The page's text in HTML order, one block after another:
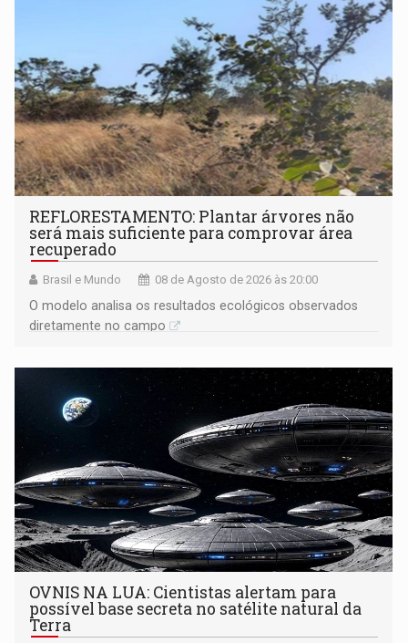
REFLORESTAMENTO: Plantar árvores não
será mais suficiente para comprovar área
recuperado
Brasil e Mundo 08 de Agosto de 2026 às 20:00
O modelo analisa os resultados ecológicos observados
diretamente no campo
OVNIS NA LUA: Cientistas alertam para
possível base secreta no satélite natural da
Terra